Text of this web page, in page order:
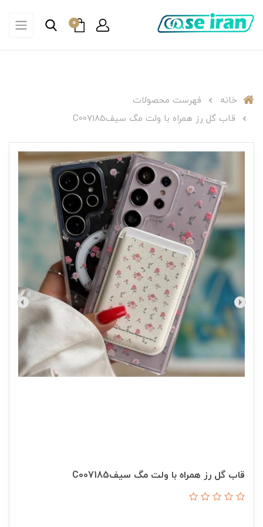
0
خانه
فهرست محصولات
قاب گل رز همراه با ولت مگ سیفC007185
قاب گل رز همراه با ولت مگ سیفC007185